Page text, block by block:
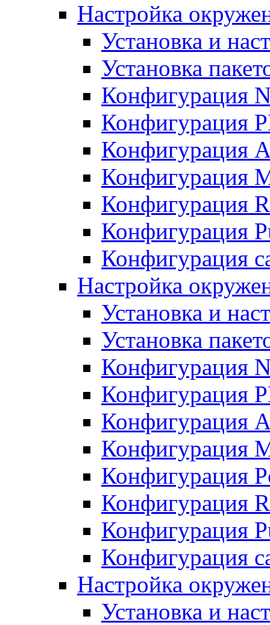
Настройка
Установка и
Установка
Конфигурация
Конфигурация
Конфигурация
Конфигурация
Конфигурация
Конфигурация
Конфигурация
Настройка
Установка и
Установка
Конфигурация
Конфигурация
Конфигурация
Конфигурация
Конфигурация
Конфигурация
Конфигурация
Конфигурация
Настройка
Установка и